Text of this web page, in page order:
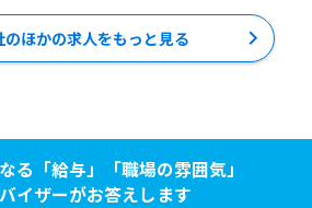
のほかの求人をもっと見る
る「給与」「職場の雰囲気」
イザーがお答えします